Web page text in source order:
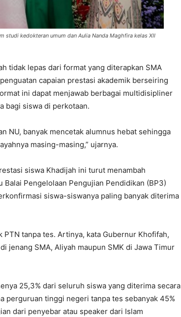
studi kedokteran umum dan Aulia Nanda Maghfira kelas XII
tidak lepas dari format yang diterapkan SMA
capaian prestasi akademik berseiring
ini dapat menjawab berbagai multidisipliner
bagi siswa di perkotaan.
NU, banyak mencetak alumnus hebat sehingga
masing-masing,” ujarnya.
siswa Khadijah ini turut menambah
Pengelolaan Pengujian Pendidikan (BP3)
siswa-siswanya paling banyak diterima
tanpa tes. Artinya, kata Gubernur Khofifah,
jenang SMA, Aliyah maupun SMK di Jawa Timur
25,3% dari seluruh siswa yang diterima secara
perguruan tinggi negeri tanpa tes sebanyak 45%
dari penyebar atau speaker dari Islam